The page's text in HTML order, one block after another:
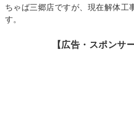
ちゃば三郷店ですが、現在解体工
す。
【広告・スポンサ